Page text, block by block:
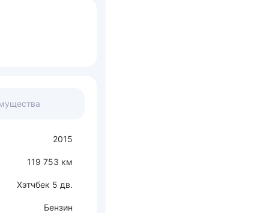
2015
119 753 км
Хэтчбек 5 дв.
Бензин